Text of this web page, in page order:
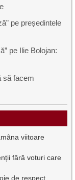
pe președintele
pe Ilie Bolojan:
să facem
viitoare
fără voturi care
de respect,